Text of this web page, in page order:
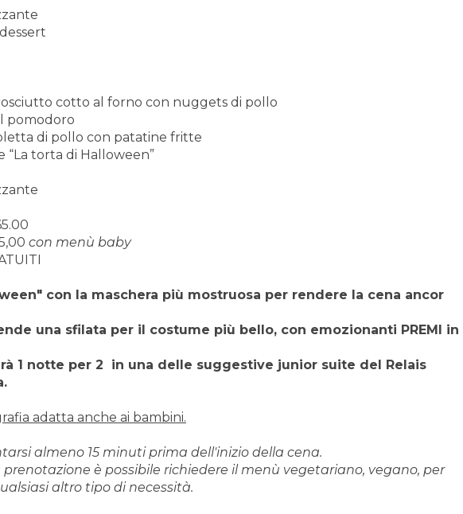
cotto al forno con nuggets di pollo
pomodoro
di pollo con patatine fritte
“La torta di Halloween”
con menù baby
con la maschera più mostruosa per rendere la cena ancor
una sfilata per il costume più bello, con emozionanti PREMI in
1 notte per 2 in una delle suggestive junior suite del Relais
adatta anche ai bambini.
almeno 15 minuti prima dell'inizio della cena.
prenotazione è possibile richiedere il menù vegetariano, vegano, per
altro tipo di necessità.